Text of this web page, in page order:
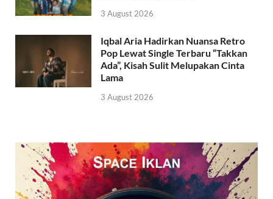
3 August 2026
Iqbal Aria Hadirkan Nuansa Retro
Pop Lewat Single Terbaru “Takkan
Ada”, Kisah Sulit Melupakan Cinta
Lama
3 August 2026